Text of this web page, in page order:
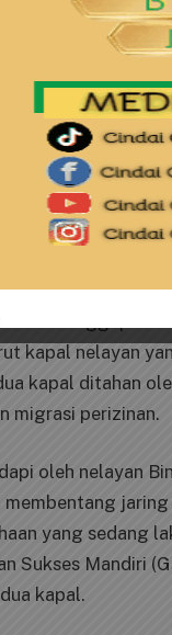
Suci yang
ini harus sama-
ke DPR RI
zona tangka
Ketua DPRD
dianggap
kapal nelayan
kapal ditahan
migrasi perizinan.
oleh nelayan
yang sedang
Sukses Mandiri
kapal.